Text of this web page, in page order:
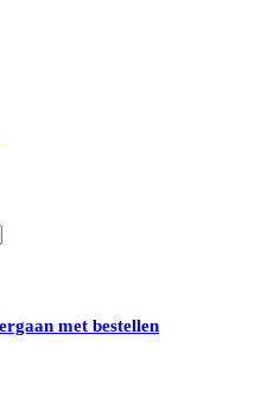
met bestellen